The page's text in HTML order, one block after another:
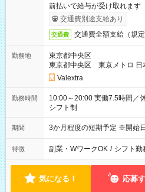
前払いで給与が受け取れます
交通費別途支給あり
交通費 交通費全額支給（規定
勤務地
東京都中央区
東京都中央区 東京メトロ 日
Valextra
勤務時間
10:00～20:00 実働7.5時間／休憩1.5時間 営業時間に合わせた
シフト制
期間 3か月程度の短期予定 ※開始
特徴 副業・WワークOK / シフト勤
気になる！ 応募